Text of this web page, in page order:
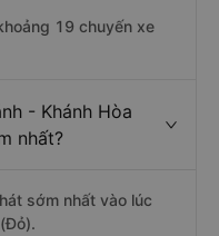
19 chuyến xe
- Khánh Hòa
nhất?
sớm nhất vào lúc